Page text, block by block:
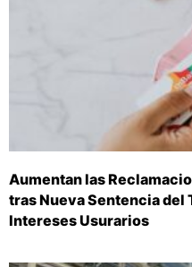
Aumentan las
tras Nueva Sentencia del
Intereses Usurarios